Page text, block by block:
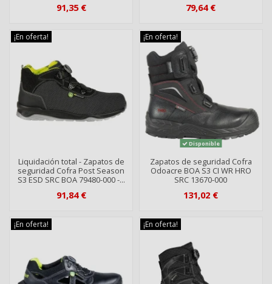
91,35 € 79,64 €
¡En oferta!
Liquidación total - Zapatos de
seguridad Cofra Post Season
S3 ESD SRC BOA 79480-000 -...
91,84 €
¡En oferta!
Disponible
Zapatos de seguridad Cofra
Odoacre BOA S3 CI WR HRO
SRC 13670-000
131,02 €
¡En oferta! ¡En oferta!